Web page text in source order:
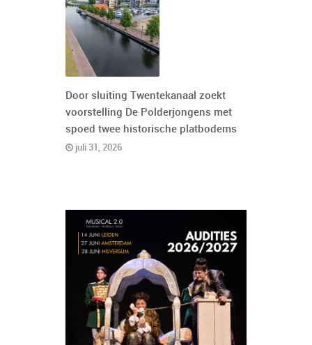
Door sluiting Twentekanaal zoekt
voorstelling De Polderjongens met
spoed twee historische platbodems
juli 31, 2026